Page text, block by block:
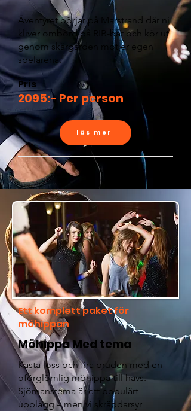
Äventyret börjar på Marstrand där ni
kliver ombord på RIB-båt och kör ut
genom skärgården mot er egen
spelarena.
Pris
2095:- Per person
läs mer
Ett komplett paket för
möhippan
Möhippa Med tema
Kasta loss och fira bruden med en
oförglömlig möhippa till havs.
Sjömanstema är ett populärt
upplägg – men vi skräddarsyr